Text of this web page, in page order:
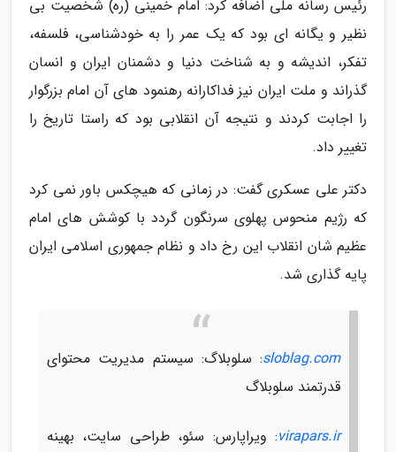
رئیس رسانه ملی اضافه کرد: امام خمینی (ره) شخصیت بی
نظیر و یگانه ای بود که یک عمر را به خودشناسی، فلسفه،
تفکر، اندیشه و به شناخت دنیا و دشمنان ایران و انسان
گذراند و ملت ایران نیز فداکارانه رهنمود های آن امام بزرگوار
را اجابت کردند و نتیجه آن انقلابی بود که راستا تاریخ را
تغییر داد.
دکتر علی عسکری گفت: در زمانی که هیچکس باور نمی کرد
که رژیم منحوس پهلوی سرنگون گردد با کوشش های امام
عظیم شان انقلاب این رخ داد و نظام جمهوری اسلامی ایران
پایه گذاری شد.
sloblag.com: سلوبلاگ: سیستم مدیریت محتوای
قدرتمند سلوبلاگ
virapars.ir: ویراپارس: سئو، طراحی سایت، بهینه